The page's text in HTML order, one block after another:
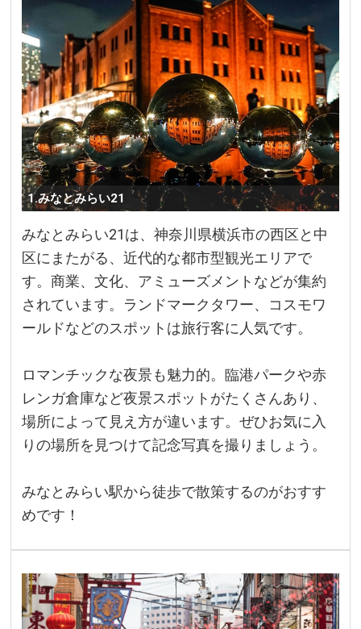
1.みなとみらい21
みなとみらい21は、神奈川県横浜市の西区と中
区にまたがる、近代的な都市型観光エリアで
す。商業、文化、アミューズメントなどが集約
されています。ランドマークタワー、コスモワ
ールドなどのスポットは旅行客に人気です。
ロマンチックな夜景も魅力的。臨港パークや赤
レンガ倉庫など夜景スポットがたくさんあり、
場所によって見え方が違います。ぜひお気に入
りの場所を見つけて記念写真を撮りましょう。
みなとみらい駅から徒歩で散策するのがおすす
めです！